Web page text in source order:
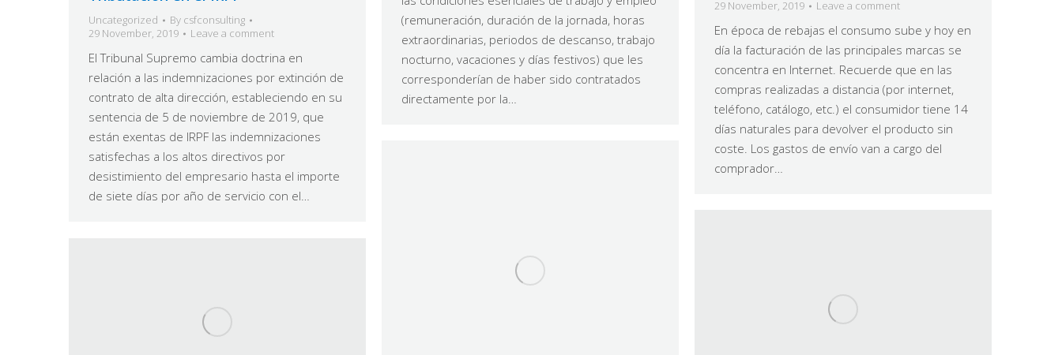
Uncategorized By csfconsulting
29 November, 2019
Leave a comment
El Tribunal Supremo cambia doctrina en
relación a las indemnizaciones por extinción de
contrato de alta dirección, estableciendo en su
sentencia de 5 de noviembre de 2019, que
están exentas de IRPF las indemnizaciones
satisfechas a los altos directivos por
desistimiento del empresario hasta el importe
de siete días por año de servicio con el…
(remuneración, duración de la jornada, horas
extraordinarias, periodos de descanso, trabajo
nocturno, vacaciones y días festivos) que les
corresponderían de haber sido contratados
directamente por la…
29 November, 2019
Leave a comment
En época de rebajas el consumo sube y hoy en
día la facturación de las principales marcas se
concentra en Internet. Recuerde que en las
compras realizadas a distancia (por internet,
teléfono, catálogo, etc.) el consumidor tiene 14
días naturales para devolver el producto sin
coste. Los gastos de envío van a cargo del
comprador…